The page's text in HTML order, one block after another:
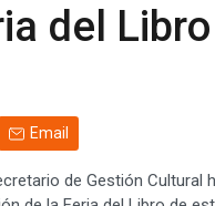
del
Email
de Gestión Cultural